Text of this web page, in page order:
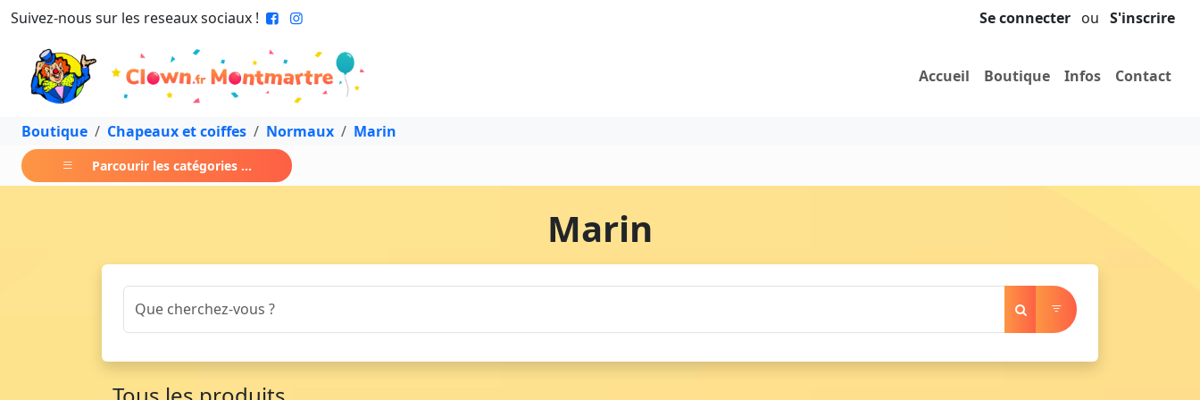
Suivez-nous sur les reseaux sociaux ! Se connecter ou S'inscrire
Accueil Boutique Infos Contact
Boutique Chapeaux et coiffes Normaux Marin
Parcourir les catégories ...
Marin